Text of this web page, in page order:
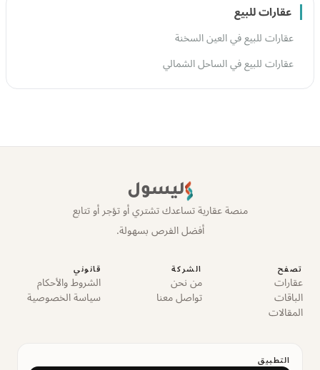
عقارات للبيع
عقارات للبيع في العين السخنة
عقارات للبيع في الساحل الشمالي
ليسول
منصة عقارية تساعدك تشتري أو تؤجر أو تتابع
أفضل الفرص بسهولة.
تصفح
عقارات
الباقات
المقالات
الشركة
من نحن
تواصل معنا
قانوني
الشروط والأحكام
سياسة الخصوصية
التطبيق